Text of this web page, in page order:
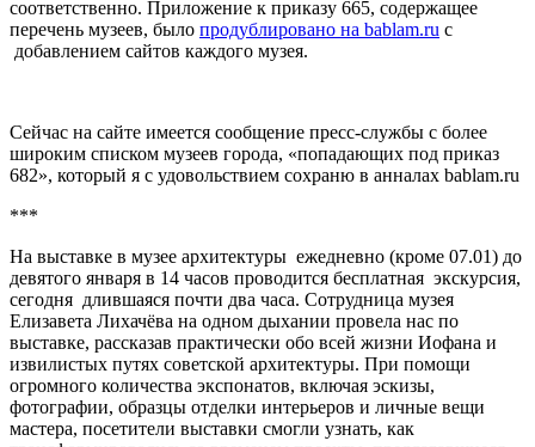
соответственно. Приложение к приказу 665, содержащее
перечень музеев, было продублировано на bablam.ru c
добавлением сайтов каждого музея.
Сейчас на сайте имеется сообщение пресс-службы с более
широким списком музеев города, «попадающих под приказ
682», который я с удовольствием сохраню в анналах bablam.ru
***
На выставке в музее архитектуры ежедневно (кроме 07.01) до
девятого января в 14 часов проводится бесплатная экскурсия,
сегодня длившаяся почти два часа. Сотрудница музея
Елизавета Лихачёва на одном дыхании провела нас по
выставке, рассказав практически обо всей жизни Иофана и
извилистых путях советской архитектуры. При помощи
огромного количества экспонатов, включая эскизы,
фотографии, образцы отделки интерьеров и личные вещи
мастера, посетители выставки смогли узнать, как